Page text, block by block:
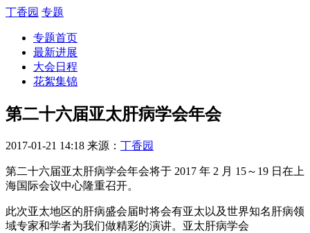
丁香园 专题
专题首页
最新进展
大会日程
花絮集锦
第二十六届亚太肝病学会年会
2017-01-21 14:18 来源： 丁香园
第二十六届亚太肝病学会年会将于 2017 年 2 月 15～19 日在上
海国际会议中心隆重召开。
此次亚太地区的肝病盛会届时将会有亚太以及世界知名肝病领
域专家和学者为我们做精彩的演讲。亚太肝病学会